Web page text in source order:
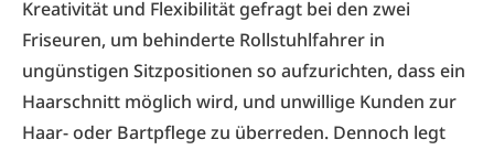
Kreativität und Flexibilität gefragt bei den zwei
Friseuren, um behinderte Rollstuhlfahrer in
ungünstigen Sitzpositionen so aufzurichten, dass ein
Haarschnitt möglich wird, und unwillige Kunden zur
Haar- oder Bartpflege zu überreden. Dennoch legt